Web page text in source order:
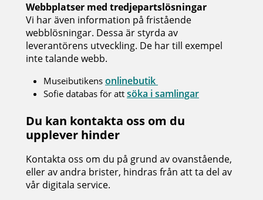
Webbplatser med tredjepartslösningar
Vi har även information på fristående
webblösningar. Dessa är styrda av
leverantörens utveckling. De har till exempel
inte talande webb.
Museibutikens onlinebutik
Sofie databas för att söka i samlingar
Du kan kontakta oss om du
upplever hinder
Kontakta oss om du på grund av ovanstående,
eller av andra brister, hindras från att ta del av
vår digitala service.